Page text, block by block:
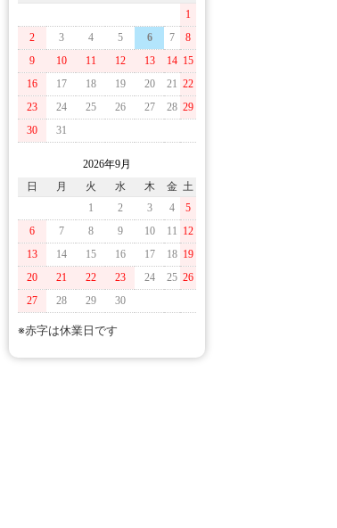
1
2
3 4 5 6 7
8
9
10 11 12 13 14 15
16
17 18 19 20 21 22
23
24 25 26 27 28 29
30
31
2026年9月
日
月 火 水 木 金 土
1
2 3 4
5
6
7 8 9 10 11 12
13
14 15 16 17 18 19
20
21 22 23 24 25 26
27
28 29 30
※赤字は休業日です